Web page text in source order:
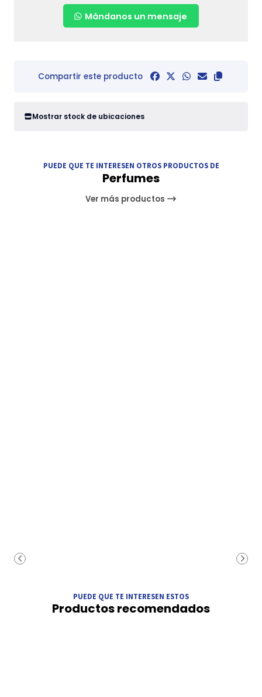
Mándanos un mensaje
Compartir este producto
Mostrar stock de ubicaciones
PUEDE QUE TE INTERESEN OTROS PRODUCTOS DE
Perfumes
Ver más productos
PUEDE QUE TE INTERESEN ESTOS
Productos recomendados